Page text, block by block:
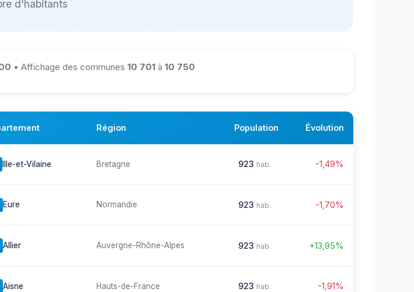
d'habitants
• Affichage des communes 10 701à 10 750
Région Population Évolution
Ille-et-Vilaine Bretagne 923 hab. -1,49%
Eure Normandie 923 hab. -1,70%
Allier Auvergne-Rhône-Alpes 923 hab. +13,95%
Aisne Hauts-de-France 923 hab. -1,91%